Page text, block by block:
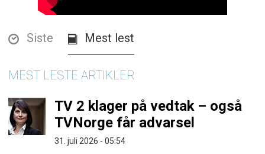
Siste Mest lest
MEST LESTE ARTIKLER
TV 2 klager på vedtak – også
TVNorge får advarsel
31. juli 2026 - 05:54